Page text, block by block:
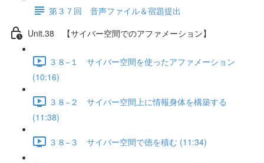
第３７回 音声ファイル＆宿題提出
Unit.38 【サイバー空間でのアファメーション】
３８−１ サイバー空間を使ったアファメーション
(10:16)
３８−２ サイバー空間上に情報身体を構築する
(11:38)
３８−３ サイバー空間で徳を積む (11:34)